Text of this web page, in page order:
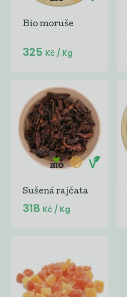
Bio moruše
325 Kč / Kg
Sušená rajčata
318 Kč / Kg